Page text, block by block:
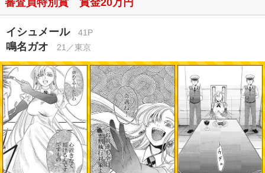
イシュメール41P
鳴名ガオ 21／東京